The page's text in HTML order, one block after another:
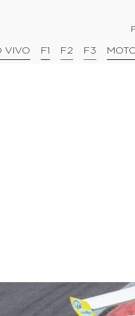
VIVO F1 F2 F3